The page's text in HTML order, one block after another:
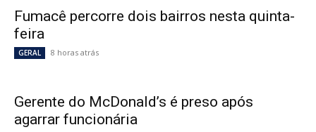
Fumacê percorre dois bairros nesta quinta-
feira
GERAL 8 horas atrás
Gerente do McDonald’s é preso após
agarrar funcionária